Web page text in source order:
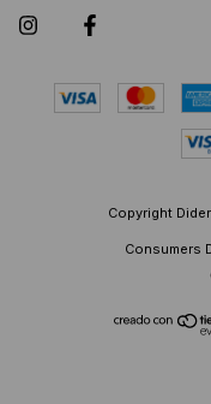
Copyright
Consumers